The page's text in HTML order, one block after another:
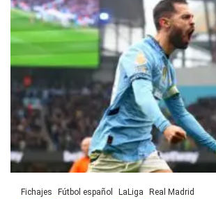
Fichajes Fútbol español LaLiga Real Madrid